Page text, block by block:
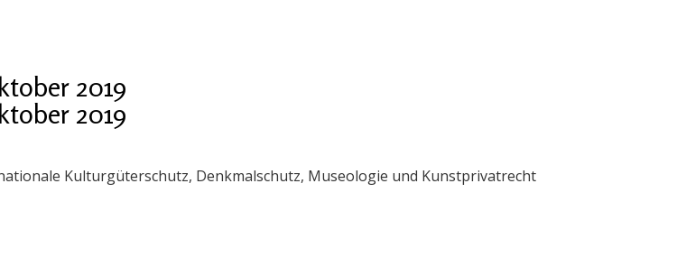
2019
2019
Kulturgüterschutz, Denkmalschutz, Museologie und Kunstprivatrecht